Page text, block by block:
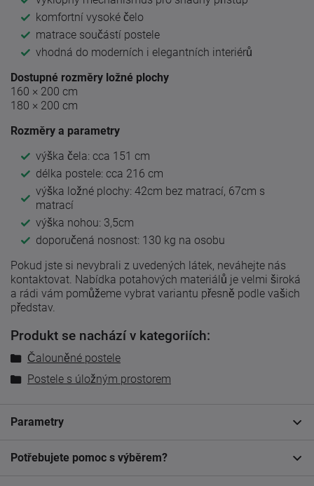
komfortní vysoké čelo
matrace součástí postele
vhodná do moderních i elegantních interiérů
Dostupné rozměry ložné plochy
160 × 200 cm
180 × 200 cm
Rozměry a parametry
výška čela: cca 151 cm
délka postele: cca 216 cm
výška ložné plochy: 42cm bez matrací, 67cm s
matrací
výška nohou: 3,5cm
doporučená nosnost: 130 kg na osobu
Pokud jste si nevybrali z uvedených látek, neváhejte nás
kontaktovat. Nabídka potahových materiálů je velmi široká
a rádi vám pomůžeme vybrat variantu přesně podle vašich
představ.
Produkt se nachází v kategoriích:
Čalouněné postele
Postele s úložným prostorem
Parametry
Potřebujete pomoc s výběrem?